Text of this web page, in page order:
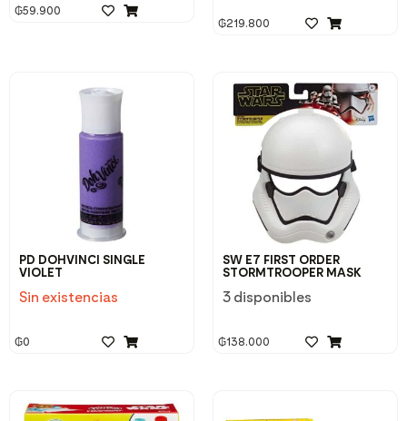
₲59.900
₲219.800
PD DOHVINCI SINGLE
VIOLET
Sin existencias
₲0
SW E7 FIRST ORDER
STORMTROOPER MASK
3 disponibles
₲138.000